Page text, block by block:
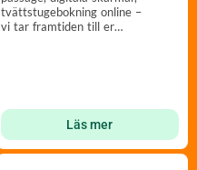
tvättstugebokning online –
vi tar framtiden till er
Läs mer